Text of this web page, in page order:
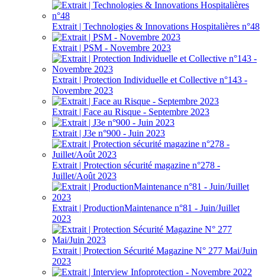
Extrait | Technologies & Innovations Hospitalières n°48
Extrait | PSM - Novembre 2023
Extrait | Protection Individuelle et Collective n°143 -
Novembre 2023
Extrait | Face au Risque - Septembre 2023
Extrait | J3e n°900 - Juin 2023
Extrait | Protection sécurité magazine n°278 -
Juillet/Août 2023
Extrait | ProductionMaintenance n°81 - Juin/Juillet
2023
Extrait | Protection Sécurité Magazine N° 277 Mai/Juin
2023